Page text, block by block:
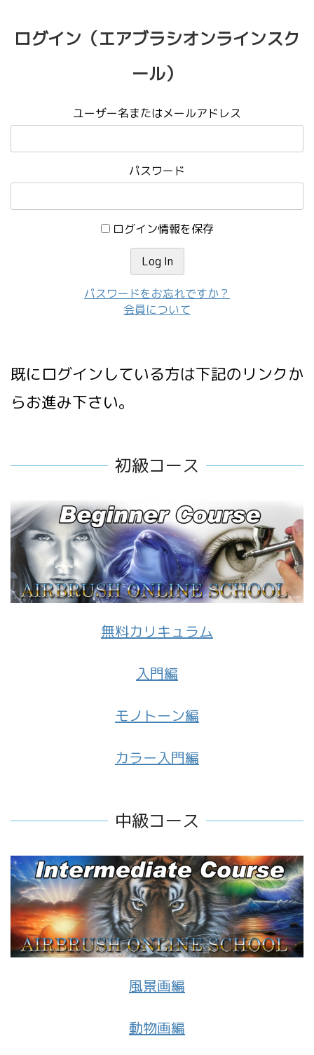
ログイン（エアブラシオンラインスク
ール）
ユーザー名またはメールアドレス
パスワード
ログイン情報を保存
パスワードをお忘れですか？
会員について
既にログインしている方は下記のリンクか
らお進み下さい。
初級コース
無料カリキュラム
入門編
モノトーン編
カラー入門編
中級コース
風景画編
動物画編